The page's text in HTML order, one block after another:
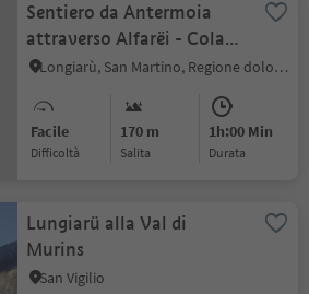
Sentiero da Antermoia
attraverso Alfarëi - Colac
- e ritorno ad Antermoia
Longiarù, San Martino, Regione dolomitica Plan de Corones
Facile
Difficoltà
170 m
Salita
1h:00 Min
durata
Lungiarü alla Val di
Murins
San Vigilio